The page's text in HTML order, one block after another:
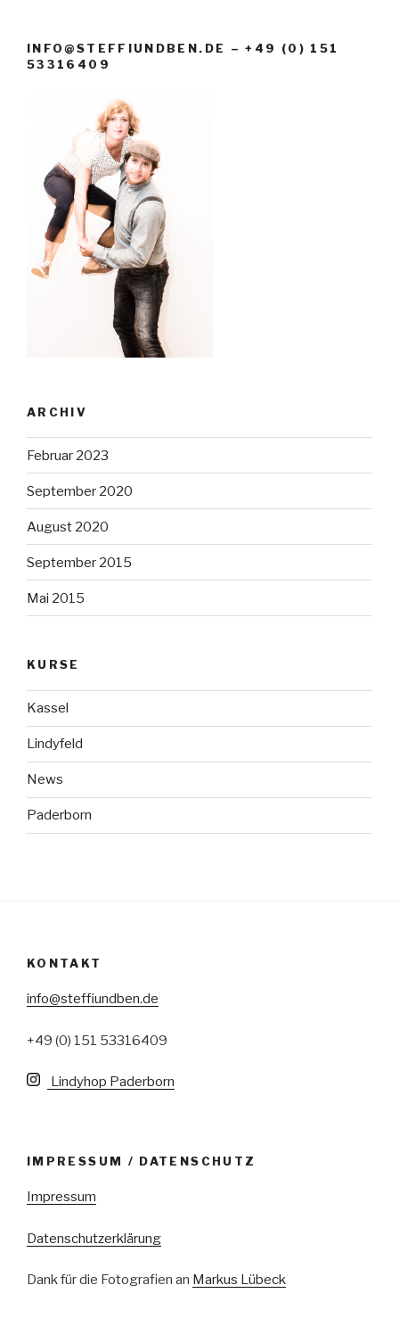
INFO@STEFFIUNDBEN.DE – +49 (0) 151
53316409
ARCHIV
Februar 2023
September 2020
August 2020
September 2015
Mai 2015
KURSE
Kassel
Lindyfeld
News
Paderborn
KONTAKT
info@steffiundben.de
+49 (0) 151 53316409
Lindyhop Paderborn
IMPRESSUM / DATENSCHUTZ
Impressum
Datenschutzerklärung
Dank für die Fotografien an Markus Lübeck